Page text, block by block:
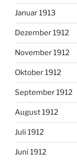
Januar 1913
Dezember 1912
November 1912
Oktober 1912
September 1912
August 1912
Juli 1912
Juni 1912